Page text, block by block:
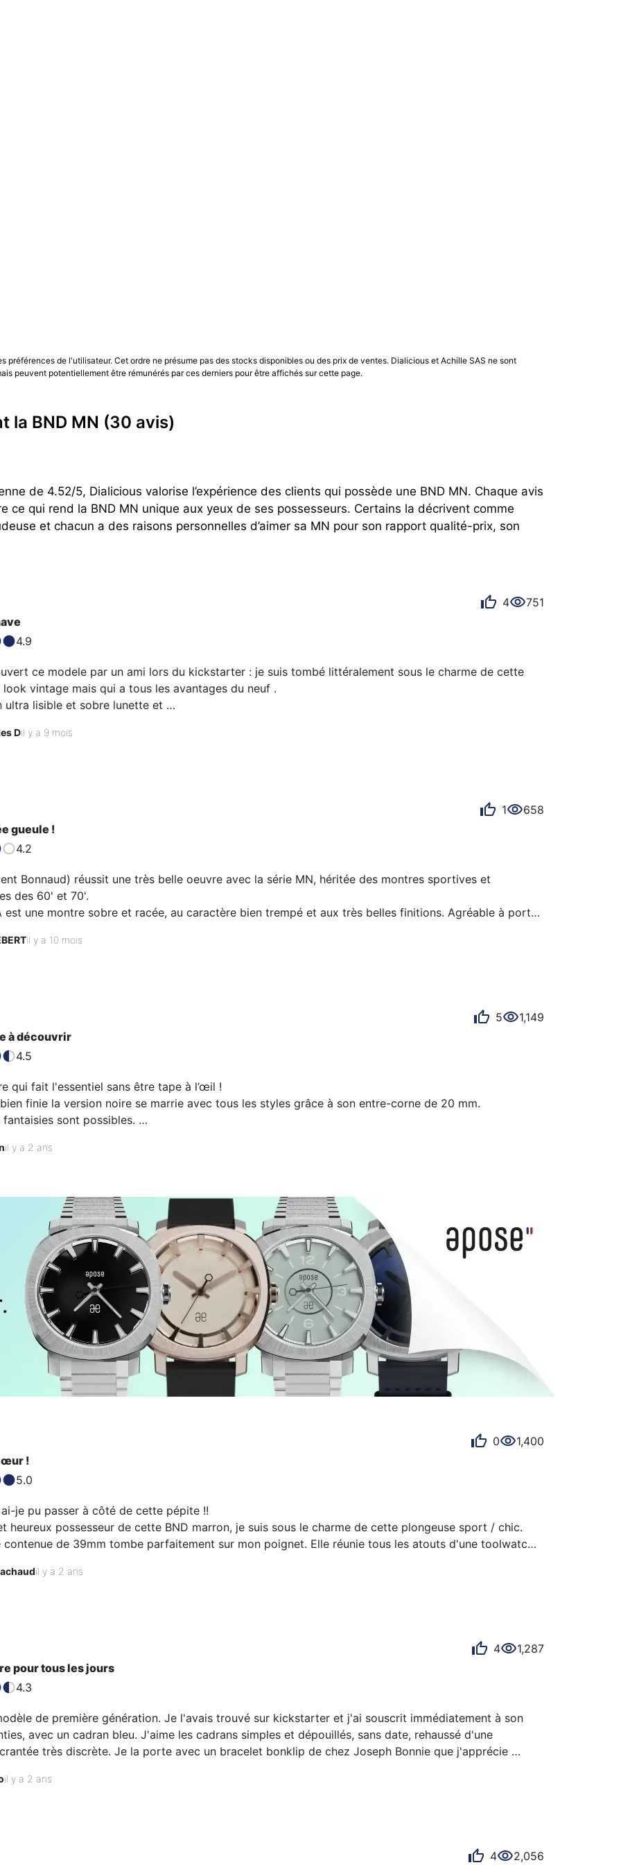
vols de montres de grande valeur, l'attrait des montres BND réside dans leur capacité à capturer
aux pièces de haute valeur. Elles offrent un équilibre entre style, qualité et sécurité, permettant à
révolue
ressource pour évaluer l'expérience réelle des clients de ce modèle.
préférences de l'utilisateur. Cet ordre ne présume pas des stocks disponibles ou des prix de ventes. Dialicious et Achille SAS ne sont
peuvent potentiellement être rémunérés par ces derniers pour être affichés sur cette page.
la BND MN (30 avis)
de 4.52/5, Dialicious valorise l’expérience des clients qui possède une BND MN. Chaque avis
ce qui rend la BND MN unique aux yeux de ses possesseurs. Certains la décrivent comme
et chacun a des raisons personnelles d’aimer sa MN pour son rapport qualité-prix, son
4
751
4.9
ce modele par un ami lors du kickstarter : je suis tombé littéralement sous le charme de cette
look vintage mais qui a tous les avantages du neuf .
ultra lisible et sobre lunette et
un luminova hyper efficace la
.
Dil y a 9 mois
1
658
gueule !
4.2
Bonnaud) réussit une très belle oeuvre avec la série MN, héritée des montres sportives et
des 60' et 70'.
est une montre sobre et racée, au caractère bien trempé et aux très belles finitions. Agréable à porter,
ressent légèrement (j'aime bien ne pas trop serrer le bracelet) mais rappelle qu'on a au poignet un
manufacture.
il y a 10 mois
5
1,149
à découvrir
4.5
qui fait l'essentiel sans être tape à l’œil !
finie la version noire se marrie avec tous les styles grâce à son entre-corne de 20 mm.
fantaisies sont possibles.
très bien à mon poignet de 17 cm et je ne l'ai pas quitté depuis que je l'ai eu !
indéniablement.
il y a 2 ans
0
1,400
!
5.0
je pu passer à côté de cette pépite !!
heureux possesseur de cette BND marron, je suis sous le charme de cette plongeuse sport / chic.
contenue de 39mm tombe parfaitement sur mon poignet. Elle réunie tous les atouts d'une toolwatch.
essais de combinaisons de bracelets le choix est difficile tant tout lui va !
compris, cette BND est topissime. Alors n'attendez plus : Foncez les yeux fermés....
il y a 2 ans
4
1,287
pour tous les jours
4.3
de première génération. Je l'avais trouvé sur kickstarter et j'ai souscrit immédiatement à son
avec un cadran bleu. J'aime les cadrans simples et dépouillés, sans date, rehaussé d'une
très discrète. Je la porte avec un bracelet bonklip de chez Joseph Bonnie que j'apprécie
été quand le poignet gonfle😉
il y a 2 ans
4 2,056